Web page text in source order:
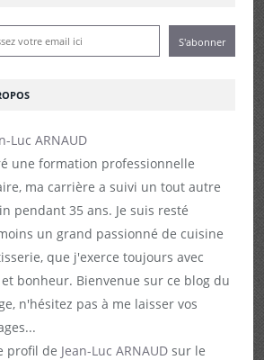
une formation professionnelle
ma carrière a suivi un tout autre
pendant 35 ans. Je suis resté
un grand passionné de cuisine
que j'exerce toujours avec
bonheur. Bienvenue sur ce blog du
n'hésitez pas à me laisser vos
profil de Jean-Luc ARNAUD sur le